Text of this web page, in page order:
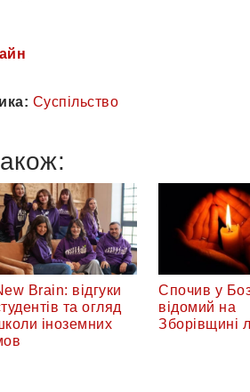
Суспільство
Brain: відгуки
та огляд
іноземних
Спочив у
відомий на
Зборівщині